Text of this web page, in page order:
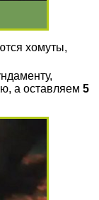
хомуты,
а оставляем 5